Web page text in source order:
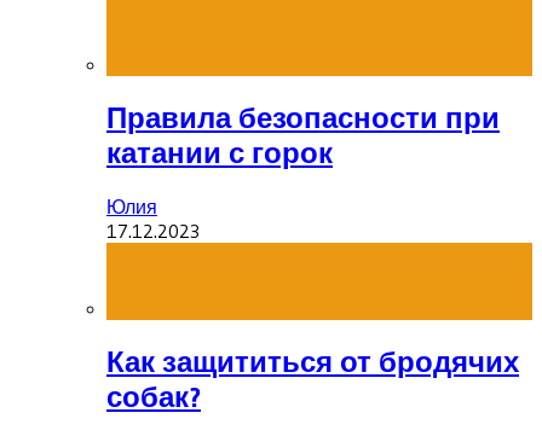
Правила безопасности при
катании с горок
Юлия
17.12.2023
Как защититься от бродячих
собак?